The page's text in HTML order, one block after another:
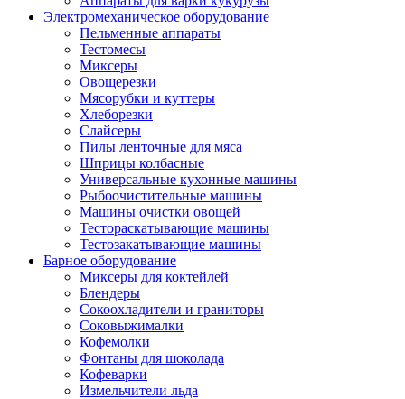
Электромеханическое оборудование
Пельменные аппараты
Тестомесы
Миксеры
Овощерезки
Мясорубки и куттеры
Хлеборезки
Слайсеры
Пилы ленточные для мяса
Шприцы колбасные
Универсальные кухонные машины
Рыбоочистительные машины
Машины очистки овощей
Тестораскатывающие машины
Тестозакатывающие машины
Барное оборудование
Миксеры для коктейлей
Блендеры
Сокоохладители и граниторы
Соковыжималки
Кофемолки
Фонтаны для шоколада
Кофеварки
Измельчители льда